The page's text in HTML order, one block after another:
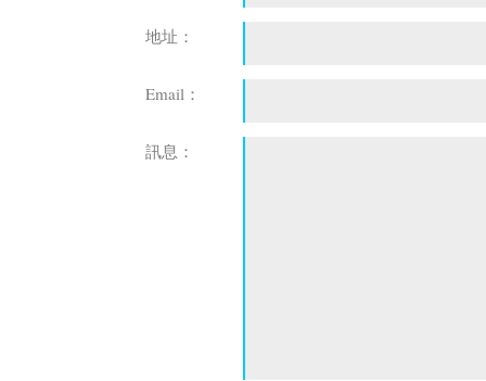
地址：
Email：
訊息：